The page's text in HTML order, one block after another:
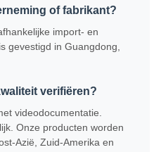
of fabrikant?
import- en
gevestigd in Guangdong,
verifiëren?
videodocumentatie.
Onze producten worden
Azië, Zuid-Amerika en